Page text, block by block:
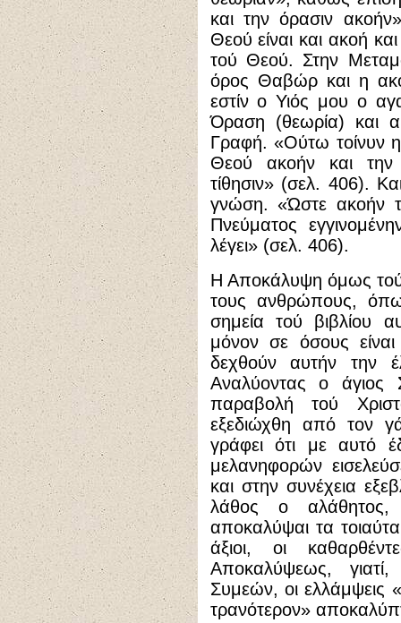
και την όρασιν
Θεού είναι και ακοή
τού Θεού. Στην
όρος Θαβώρ και η
εστίν ο Υιός μου ο
Όραση (θεωρία) και
Γραφή. «Ούτω τοίνυν
Θεού ακοήν και την
τίθησιν» (σελ. 406).
γνώση. «Ώστε ακοήν
Πνεύματος
λέγει» (σελ. 406).
Η Αποκάλυψη όμως
τους ανθρώπους,
σημεία τού βιβλίου
μόνον σε όσους
δεχθούν αυτήν την
Αναλύοντας ο
παραβολή τού
εξεδιώχθη από τον
γράφει ότι με αυτό
μελανηφορών
και στην συνέχεια
λάθος ο
αποκαλύψαι τα
άξιοι, οι
Αποκαλύψεως,
Συμεών, οι ελλάμψεις
τρανότερον»